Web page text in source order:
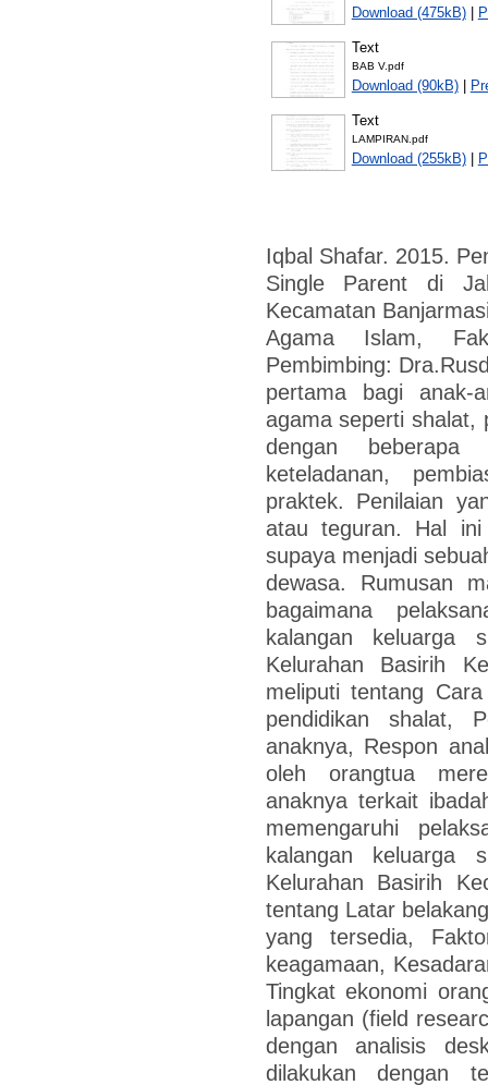
Download (475kB)|
Text
BAB V.pdf
Download (90kB)|
Text
LAMPIRAN.pdf
Download (255kB)|
Iqbal Shafar. 2015.
Single Parent di
Kecamatan
Agama Islam,
Pembimbing:
pertama bagi anak-
agama seperti shalat,
dengan
keteladanan,
praktek. Penilaian
atau teguran. Hal
supaya menjadi
dewasa. Rumusan
bagaimana
kalangan
Kelurahan Basirih
meliputi tentang
pendidikan shalat,
anaknya, Respon
oleh orangtua
anaknya terkait
memengaruhi
kalangan
Kelurahan Basirih
tentang Latar
yang tersedia,
keagamaan,
Tingkat ekonomi
lapangan (field
dengan analisis
dilakukan dengan